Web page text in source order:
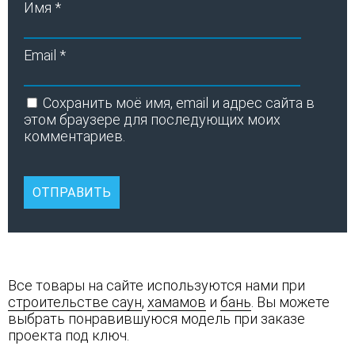
Имя *
Email *
Сохранить моё имя, email и адрес сайта в
этом браузере для последующих моих
комментариев.
Все товары на сайте используются нами при
строительстве саун, хамамов и бань . Вы можете
выбрать понравившуюся модель при заказе
проекта под ключ.